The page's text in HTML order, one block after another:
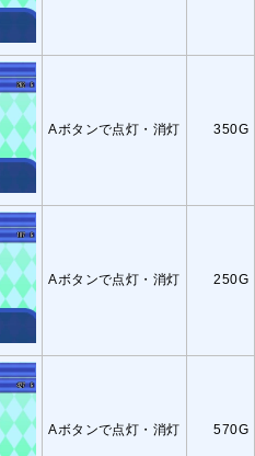
Aボタンで点灯・消灯 350G
Aボタンで点灯・消灯 250G
Aボタンで点灯・消灯 570G